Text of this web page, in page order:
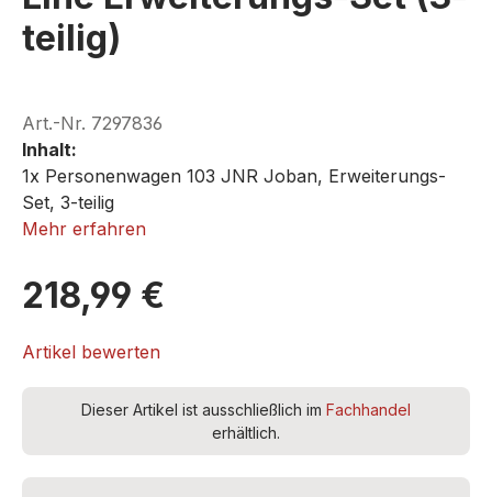
teilig)
Art.-Nr. 7297836
Inhalt:
1x Personenwagen 103 JNR Joban, Erweiterungs-
Set, 3-teilig
Mehr erfahren
218,99 €
Artikel bewerten
Dieser Artikel ist ausschließlich im Fachhandel
erhältlich.